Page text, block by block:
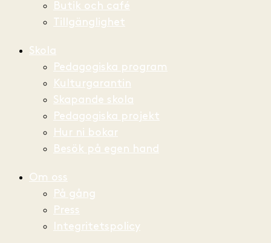
Butik och café
Tillgänglighet
Skola
Pedagogiska program
Kulturgarantin
Skapande skola
Pedagogiska projekt
Hur ni bokar
Besök på egen hand
Om oss
På gång
Press
Integritetspolicy